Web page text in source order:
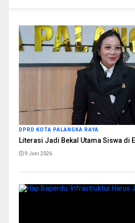
DPRD KOTA PALANGKA RAYA
Literasi Jadi Bekal Utama Siswa di
9 Juni 2026